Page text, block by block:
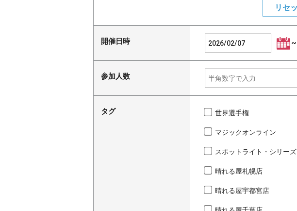
開催日時 ~
参加人数
タグ 世界選手権
マジックオンライン
スポットライト・シリーズ
晴れる屋札幌店
晴れる屋宇都宮店